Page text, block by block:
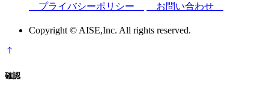
プライバシーポリシー
お問い合わせ
Copyright © AISE,Inc. All rights reserved.
確認